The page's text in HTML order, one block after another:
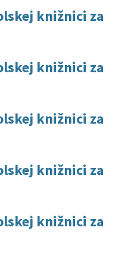
knižnici za
knižnici za
knižnici za
knižnici za
knižnici za